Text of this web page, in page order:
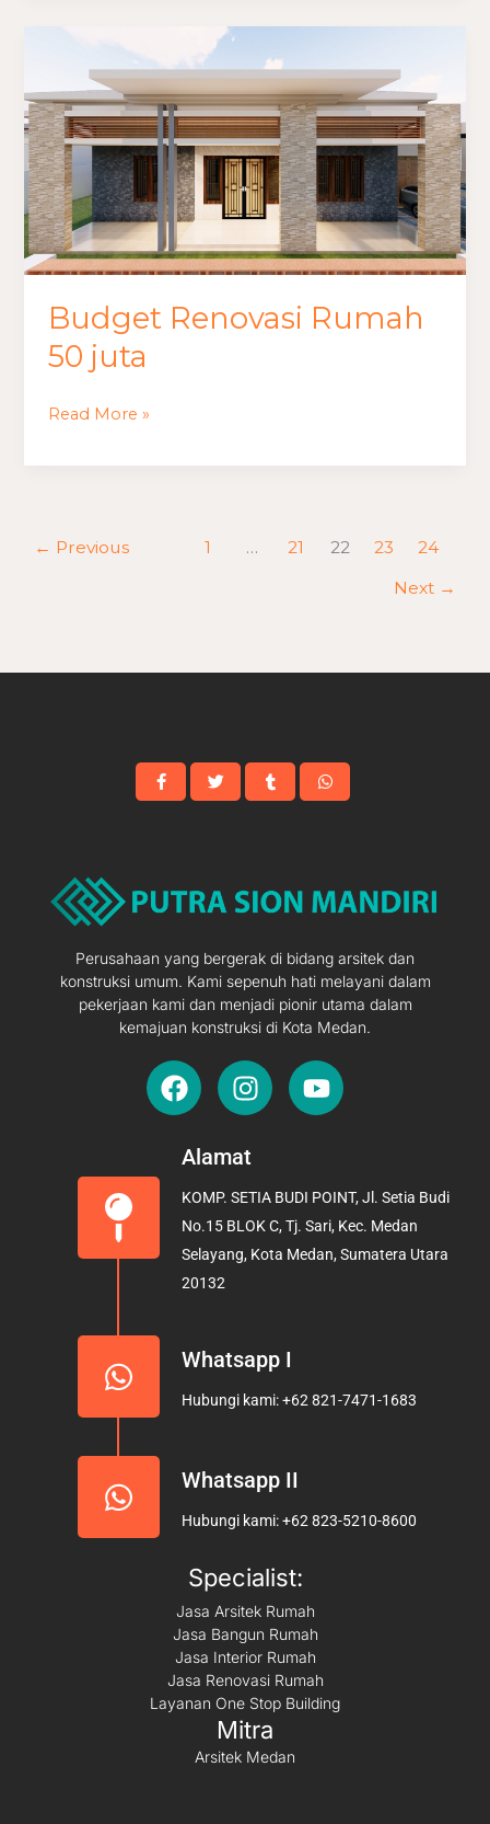
Budget Renovasi Rumah
50 juta
Renovasi
Rumah
50
juta
Read More »
← Previous 1 … 21 22 23
24
Next →
Perusahaan yang bergerak di bidang arsitek dan
konstruksi umum. Kami sepenuh hati melayani dalam
pekerjaan kami dan menjadi pionir utama dalam
kemajuan konstruksi di Kota Medan.
F
a
e
o
o
k
I
n
t
g
r
a
Y
o
b
e
Alamat
KOMP. SETIA BUDI POINT, Jl. Setia Budi
No.15 BLOK C, Tj. Sari, Kec. Medan
Selayang, Kota Medan, Sumatera Utara
20132
Whatsapp I
Hubungi kami: +62 821-7471-1683
Whatsapp II
Hubungi kami: +62 823-5210-8600
Specialist:
Jasa Arsitek Rumah
Jasa Bangun Rumah
Jasa Interior Rumah
Jasa Renovasi Rumah
Layanan One Stop Building
Mitra
Arsitek Medan